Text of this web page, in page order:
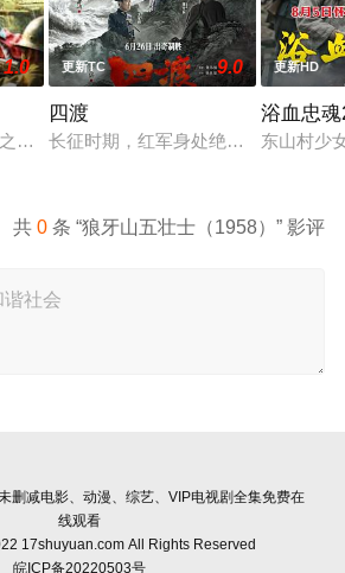
1.0
日，丈夫被日军残害，父辈亦遭屠戮。
更新TC 9.0
四渡
长征时期，红军身处绝境。四渡赤水
更新HD
浴血忠魂
东山村少
共0 条 “狼牙山五壮士（1958）” 影评
删减电影、动漫、综艺、VIP电视剧全集免费在
线观看
17shuyuan.com All Rights Reserved
皖ICP备20220503号